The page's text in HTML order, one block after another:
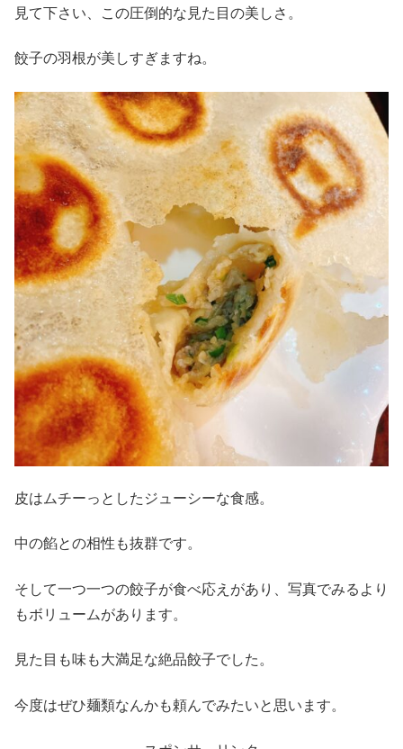
見て下さい、この圧倒的な見た目の美しさ。
餃子の羽根が美しすぎますね。
皮はムチーっとしたジューシーな食感。
中の餡との相性も抜群です。
そして一つ一つの餃子が食べ応えがあり、写真でみるより
もボリュームがあります。
見た目も味も大満足な絶品餃子でした。
今度はぜひ麺類なんかも頼んでみたいと思います。